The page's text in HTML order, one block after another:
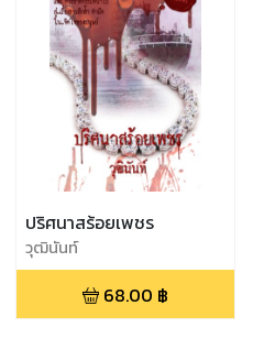
ปริศนาสร้อยเพชร
วุฒินันท์
68.00 ฿